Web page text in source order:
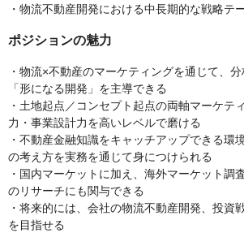
・物流不動産開発における中長期的な戦略テ
ポジションの魅力
・物流×不動産のマーケティングを通じて、
「形になる開発」を主導できる
・土地起点／コンセプト起点の両軸マーケテ
力・事業設計力を高いレベルで磨ける
・不動産金融知識をキャッチアップできる環
の考え方を実務を通じて身につけられる
・国内マーケットに加え、海外マーケット調
のリサーチにも関与できる
・将来的には、会社の物流不動産開発、投資
を目指せる